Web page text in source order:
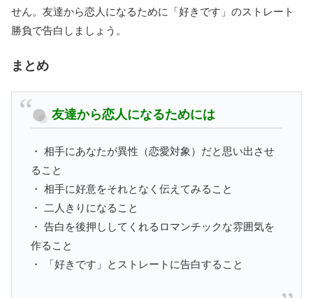
せん。友達から恋人になるために「好きです」のストレート
勝負で告白しましょう。
まとめ
友達から恋人になるためには
・ 相手にあなたが異性（恋愛対象）だと思い出させ
ること
・ 相手に好意をそれとなく伝えてみること
・ 二人きりになること
・ 告白を後押ししてくれるロマンチックな雰囲気を
作ること
・ 「好きです」とストレートに告白すること